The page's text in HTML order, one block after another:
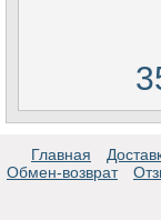
Главная
Обмен-возврат